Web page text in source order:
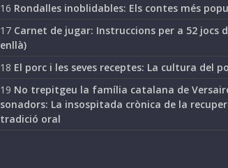
16 Rondalles inoblidables: Els contes més
17 Carnet de jugar: Instruccions per a 52 jocs
enllà)
18 El porc i les seves receptes: La cultura del
19 No trepitgeu la família catalana de
sonadors: La insospitada crònica de la
tradició oral